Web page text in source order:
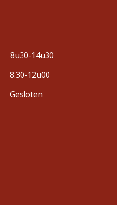
8u30-14u30
8.30-12u00
Gesloten